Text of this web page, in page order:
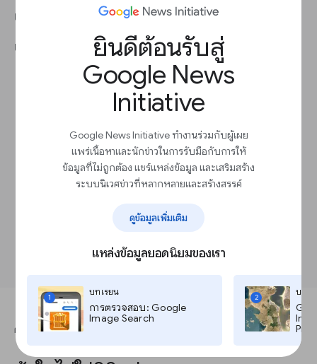
ยินดีต้อนรับสู่
Google News
Initiative
Google News Initiative ทำงานร่วมกับผู้เผย
แพร่เนื้อหาและนักข่าวในการรับมือกับการให้
ข้อมูลที่ไม่ถูกต้อง แชร์แหล่งข้อมูล และเสริมสร้าง
ระบบนิเวศข่าวที่หลากหลายและสร้างสรรค์
ดูข้อมูลเพิ่มเติม
แหล่งข้อมูลยอดนิยมของเรา
1
บทเรียน
การตรวจสอบ: Google
Image Search
2
บทเ
Pro,
เสนอข้อมูลจะส่งผลต่อความสามารถในการอ่าน
แนวทางปฏิบัติแนะนำ
ใช้แบบอักษรขนาด 14 พอยต์ขึ้นไป หรือใช้ขนาด
ตัวอักษรแบบไดนามิก
ใช้ระยะห่างระหว่างบรรทัด 1.2 ขึ้นไป หรือใช้ระยะ
อย่าใช้ตัวเอียง หากเป็นไปได้
แชร์แนวคิดทีละรายการ
เพิ่มส่วนหัวเพื่อดึงดูดใจกลุ่มเป้าหมายในสิ่งที่คุณ
จะนำเสนอ จากนั้นให้กลุ่มเป้าหมายได้อ่านอย่าง
รวดเร็ว
เกี่ยวข้องกันและเนื้อหาใดแยกต่างหากจากกัน
ตอบคำถามนี้เพื่อจบบทเรียน